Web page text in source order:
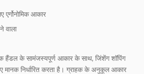
आकार
हैंडल के सामंजस्यपूर्ण आकार के साथ, जिंशेंग शॉपिंग
मानक निर्धारित करता है। ग्राहक के अनुकूल आकार